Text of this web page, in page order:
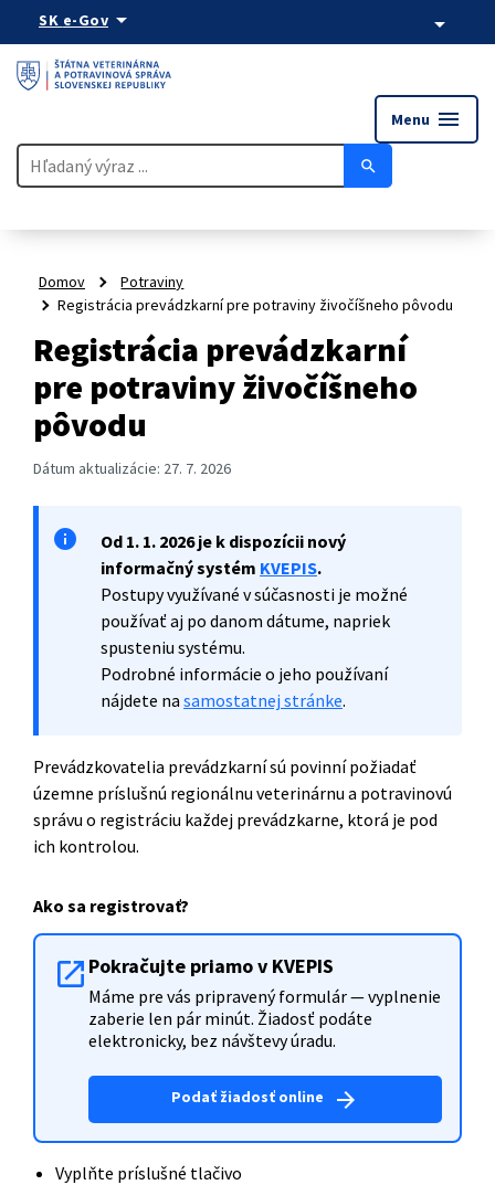
SK e-Gov arrow_drop_down arrow_drop_down
Menu menu
search
Domov
Potraviny
Registrácia prevádzkarní pre potraviny živočíšneho pôvodu
Registrácia prevádzkarní
pre potraviny živočíšneho
pôvodu
Dátum aktualizácie: 27. 7. 2026
Od 1. 1. 2026 je k dispozícii nový
informačný systém KVEPIS.
Postupy využívané v súčasnosti je možné
používať aj po danom dátume, napriek
spusteniu systému.
Podrobné informácie o jeho používaní
nájdete na samostatnej stránke.
Prevádzkovatelia prevádzkarní sú povinní požiadať
územne príslušnú regionálnu veterinárnu a potravinovú
správu o registráciu každej prevádzkarne, ktorá je pod
ich kontrolou.
Ako sa registrovať?
open_in_new Pokračujte priamo v KVEPIS
Máme pre vás pripravený formulár — vyplnenie
zaberie len pár minút. Žiadosť podáte
elektronicky, bez návštevy úradu.
Podať žiadosť online arrow_forward
Vyplňte príslušné tlačivo